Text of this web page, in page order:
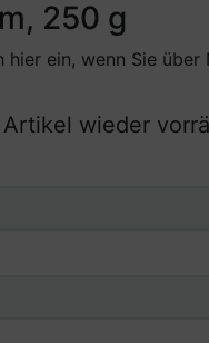
250 g
ein, wenn Sie
wieder